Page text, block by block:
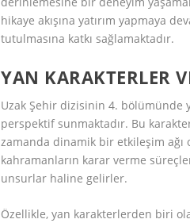
hikaye akışına yatırım yapmaya
tutulmasına katkı sağlamaktadır.
YAN KARAKTERLER
Uzak Şehir dizisinin 4.
perspektif sunmaktadır. Bu
zamanda dinamik bir etkileşim ağı
kahramanların karar verme
unsurlar haline gelirler.
Özellikle, yan karakterlerden biri